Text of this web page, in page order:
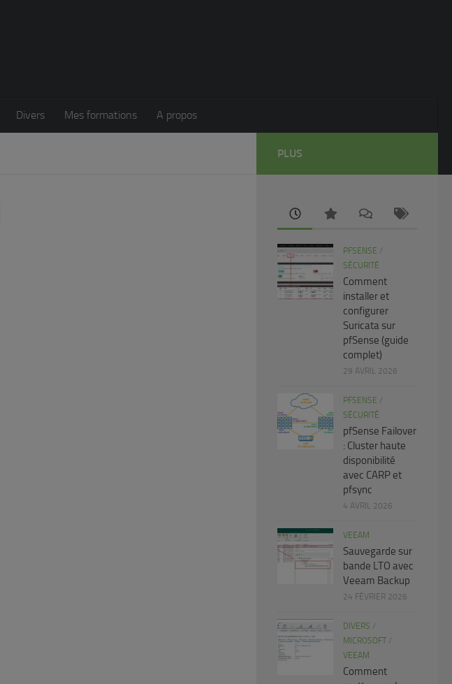
Divers Mes formations A propos
PLUS
PFSENSE /
SÉCURITÉ
Comment
installer et
configurer
Suricata sur
pfSense (guide
complet)
29 AVRIL 2026
PFSENSE /
SÉCURITÉ
pfSense Failover
: Cluster haute
disponibilité
avec CARP et
pfsync
4 AVRIL 2026
VEEAM
Sauvegarde sur
bande LTO avec
Veeam Backup
24 FÉVRIER 2026
DIVERS /
MICROSOFT /
VEEAM
Comment